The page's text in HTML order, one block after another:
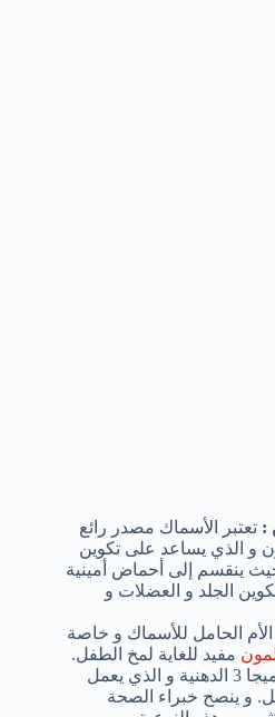
: تعتبر الأسماك مصدر رائع
و الذي يساعد على تكوين
ينقسم إلى أحماض أمينية
الجلد و العضلات و
الأم الحامل للأسماك و خاصة
مفيد للغاية لمخ الطفل.
حيث أنها غنية بأحماض أوميجا 3 الدهنية و الذي يعمل
و ينصح خبراء الصحة